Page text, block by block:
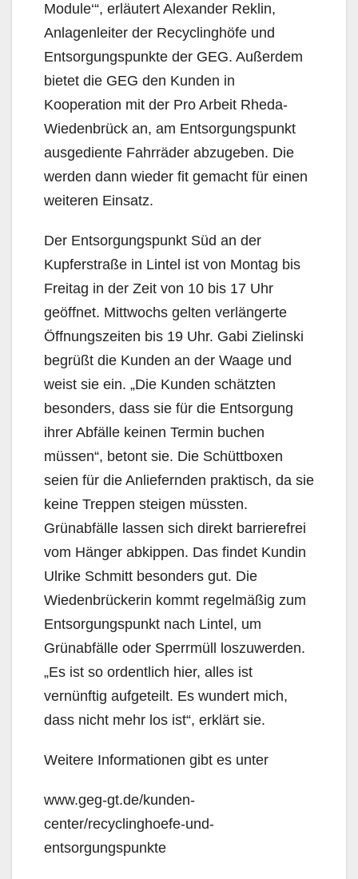
Module‘“, erläutert Alexander Reklin,
Anlagenleiter der Recyclinghöfe und
Entsorgungspunkte der GEG. Außerdem
bietet die GEG den Kunden in
Kooperation mit der Pro Arbeit Rheda-
Wiedenbrück an, am Entsorgungspunkt
ausgediente Fahrräder abzugeben. Die
werden dann wieder fit gemacht für einen
weiteren Einsatz.
Der Entsorgungspunkt Süd an der
Kupferstraße in Lintel ist von Montag bis
Freitag in der Zeit von 10 bis 17 Uhr
geöffnet. Mittwochs gelten verlängerte
Öffnungszeiten bis 19 Uhr. Gabi Zielinski
begrüßt die Kunden an der Waage und
weist sie ein. „Die Kunden schätzten
besonders, dass sie für die Entsorgung
ihrer Abfälle keinen Termin buchen
müssen“, betont sie. Die Schüttboxen
seien für die Anliefernden praktisch, da sie
keine Treppen steigen müssten.
Grünabfälle lassen sich direkt barrierefrei
vom Hänger abkippen. Das findet Kundin
Ulrike Schmitt besonders gut. Die
Wiedenbrückerin kommt regelmäßig zum
Entsorgungspunkt nach Lintel, um
Grünabfälle oder Sperrmüll loszuwerden.
„Es ist so ordentlich hier, alles ist
vernünftig aufgeteilt. Es wundert mich,
dass nicht mehr los ist“, erklärt sie.
Weitere Informationen gibt es unter
www.geg-gt.de/kunden-
center/recyclinghoefe-und-
entsorgungspunkte